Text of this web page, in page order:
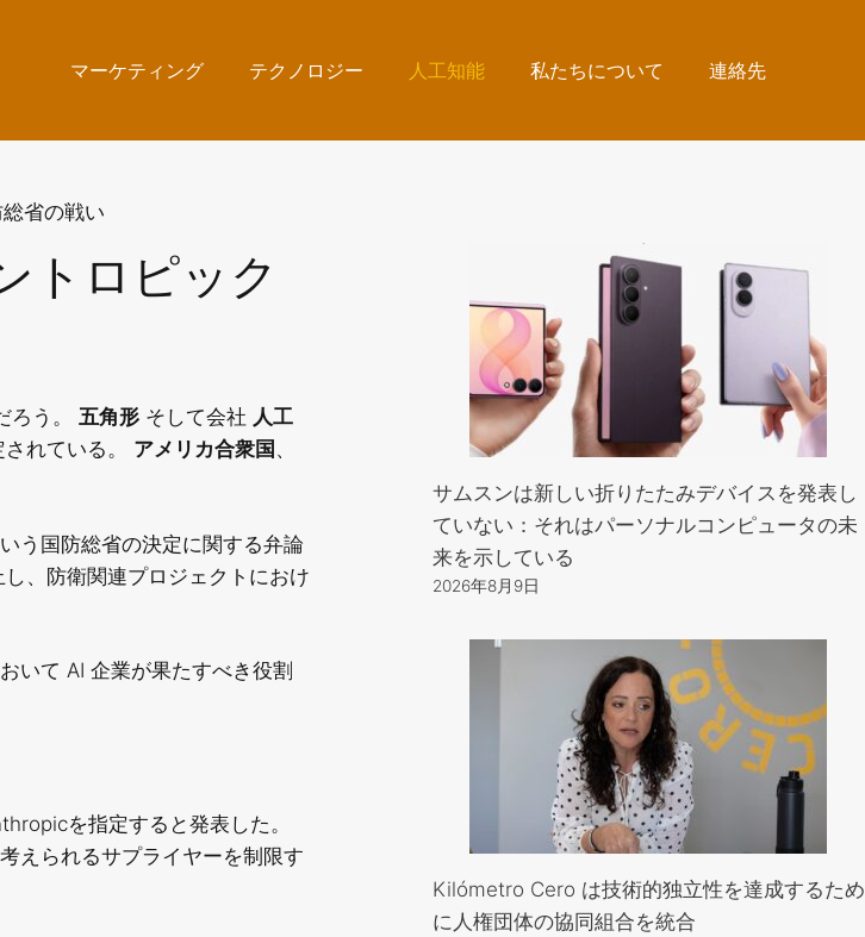
マーケティング テクノロジー 人工知能 私たちについて 連絡先
トロピック
ろう。 五角形 そして会社 人工
れている。 アメリカ合衆国 、
う国防総省の決定に関する弁論
、防衛関連プロジェクトにおけ
いて AI 企業が果たすべき役割
を指定すると発表した。
えられるサプライヤーを制限す
サムスンは新しい折りたたみデバイスを発表し
ていない：それはパーソナルコンピュータの未
来を示している
2026年8月9日
Kilómetro Cero は技術的独立性を達成するため
に人権団体の協同組合を統合